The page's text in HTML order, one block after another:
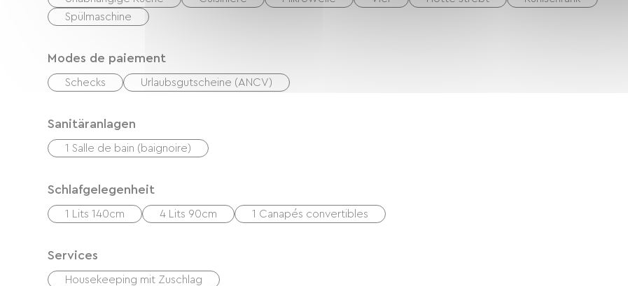
Spülmaschine
Modes de paiement
Schecks Urlaubsgutscheine (ANCV)
Sanitäranlagen
1 Salle de bain (baignoire)
Schlafgelegenheit
1 Lits 140cm 4 Lits 90cm 1 Canapés convertibles
Services
Housekeeping mit Zuschlag